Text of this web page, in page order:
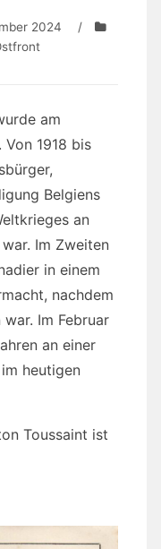
2024
/
am
Von 1918 bis
Belgiens
an
Im Zweiten
in einem
nachdem
Im Februar
an einer
im heutigen
Toussaint ist